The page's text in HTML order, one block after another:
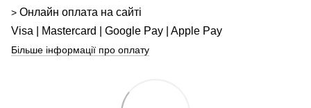
> Онлайн оплата на сайті
Visa | Mastercard | Google Pay | Apple Pay
Більше інформації про оплату